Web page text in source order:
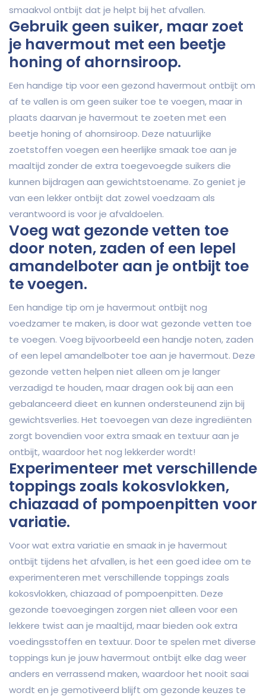
smaakvol ontbijt dat je helpt bij het afvallen.
Gebruik geen suiker, maar zoet
je havermout met een beetje
honing of ahornsiroop.
Een handige tip voor een gezond havermout ontbijt om
af te vallen is om geen suiker toe te voegen, maar in
plaats daarvan je havermout te zoeten met een
beetje honing of ahornsiroop. Deze natuurlijke
zoetstoffen voegen een heerlijke smaak toe aan je
maaltijd zonder de extra toegevoegde suikers die
kunnen bijdragen aan gewichtstoename. Zo geniet je
van een lekker ontbijt dat zowel voedzaam als
verantwoord is voor je afvaldoelen.
Voeg wat gezonde vetten toe
door noten, zaden of een lepel
amandelboter aan je ontbijt toe
te voegen.
Een handige tip om je havermout ontbijt nog
voedzamer te maken, is door wat gezonde vetten toe
te voegen. Voeg bijvoorbeeld een handje noten, zaden
of een lepel amandelboter toe aan je havermout. Deze
gezonde vetten helpen niet alleen om je langer
verzadigd te houden, maar dragen ook bij aan een
gebalanceerd dieet en kunnen ondersteunend zijn bij
gewichtsverlies. Het toevoegen van deze ingrediënten
zorgt bovendien voor extra smaak en textuur aan je
ontbijt, waardoor het nog lekkerder wordt!
Experimenteer met verschillende
toppings zoals kokosvlokken,
chiazaad of pompoenpitten voor
variatie.
Voor wat extra variatie en smaak in je havermout
ontbijt tijdens het afvallen, is het een goed idee om te
experimenteren met verschillende toppings zoals
kokosvlokken, chiazaad of pompoenpitten. Deze
gezonde toevoegingen zorgen niet alleen voor een
lekkere twist aan je maaltijd, maar bieden ook extra
voedingsstoffen en textuur. Door te spelen met diverse
toppings kun je jouw havermout ontbijt elke dag weer
anders en verrassend maken, waardoor het nooit saai
wordt en je gemotiveerd blijft om gezonde keuzes te